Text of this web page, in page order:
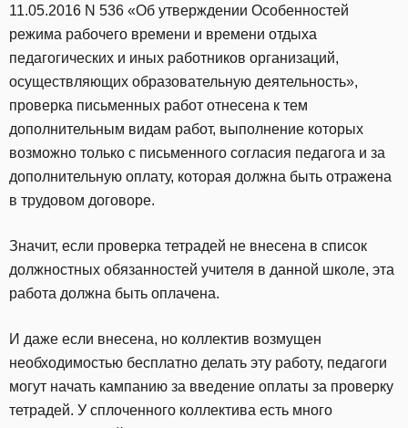
11.05.2016 N 536 «Об утверждении Особенностей
режима рабочего времени и времени отдыха
педагогических и иных работников организаций,
осуществляющих образовательную деятельность»,
проверка письменных работ отнесена к тем
дополнительным видам работ, выполнение которых
возможно только с письменного согласия педагога и за
дополнительную оплату, которая должна быть отражена
в трудовом договоре.
Значит, если проверка тетрадей не внесена в список
должностных обязанностей учителя в данной школе, эта
работа должна быть оплачена.
И даже если внесена, но коллектив возмущен
необходимостью бесплатно делать эту работу, педагоги
могут начать кампанию за введение оплаты за проверку
тетрадей. У сплоченного коллектива есть много